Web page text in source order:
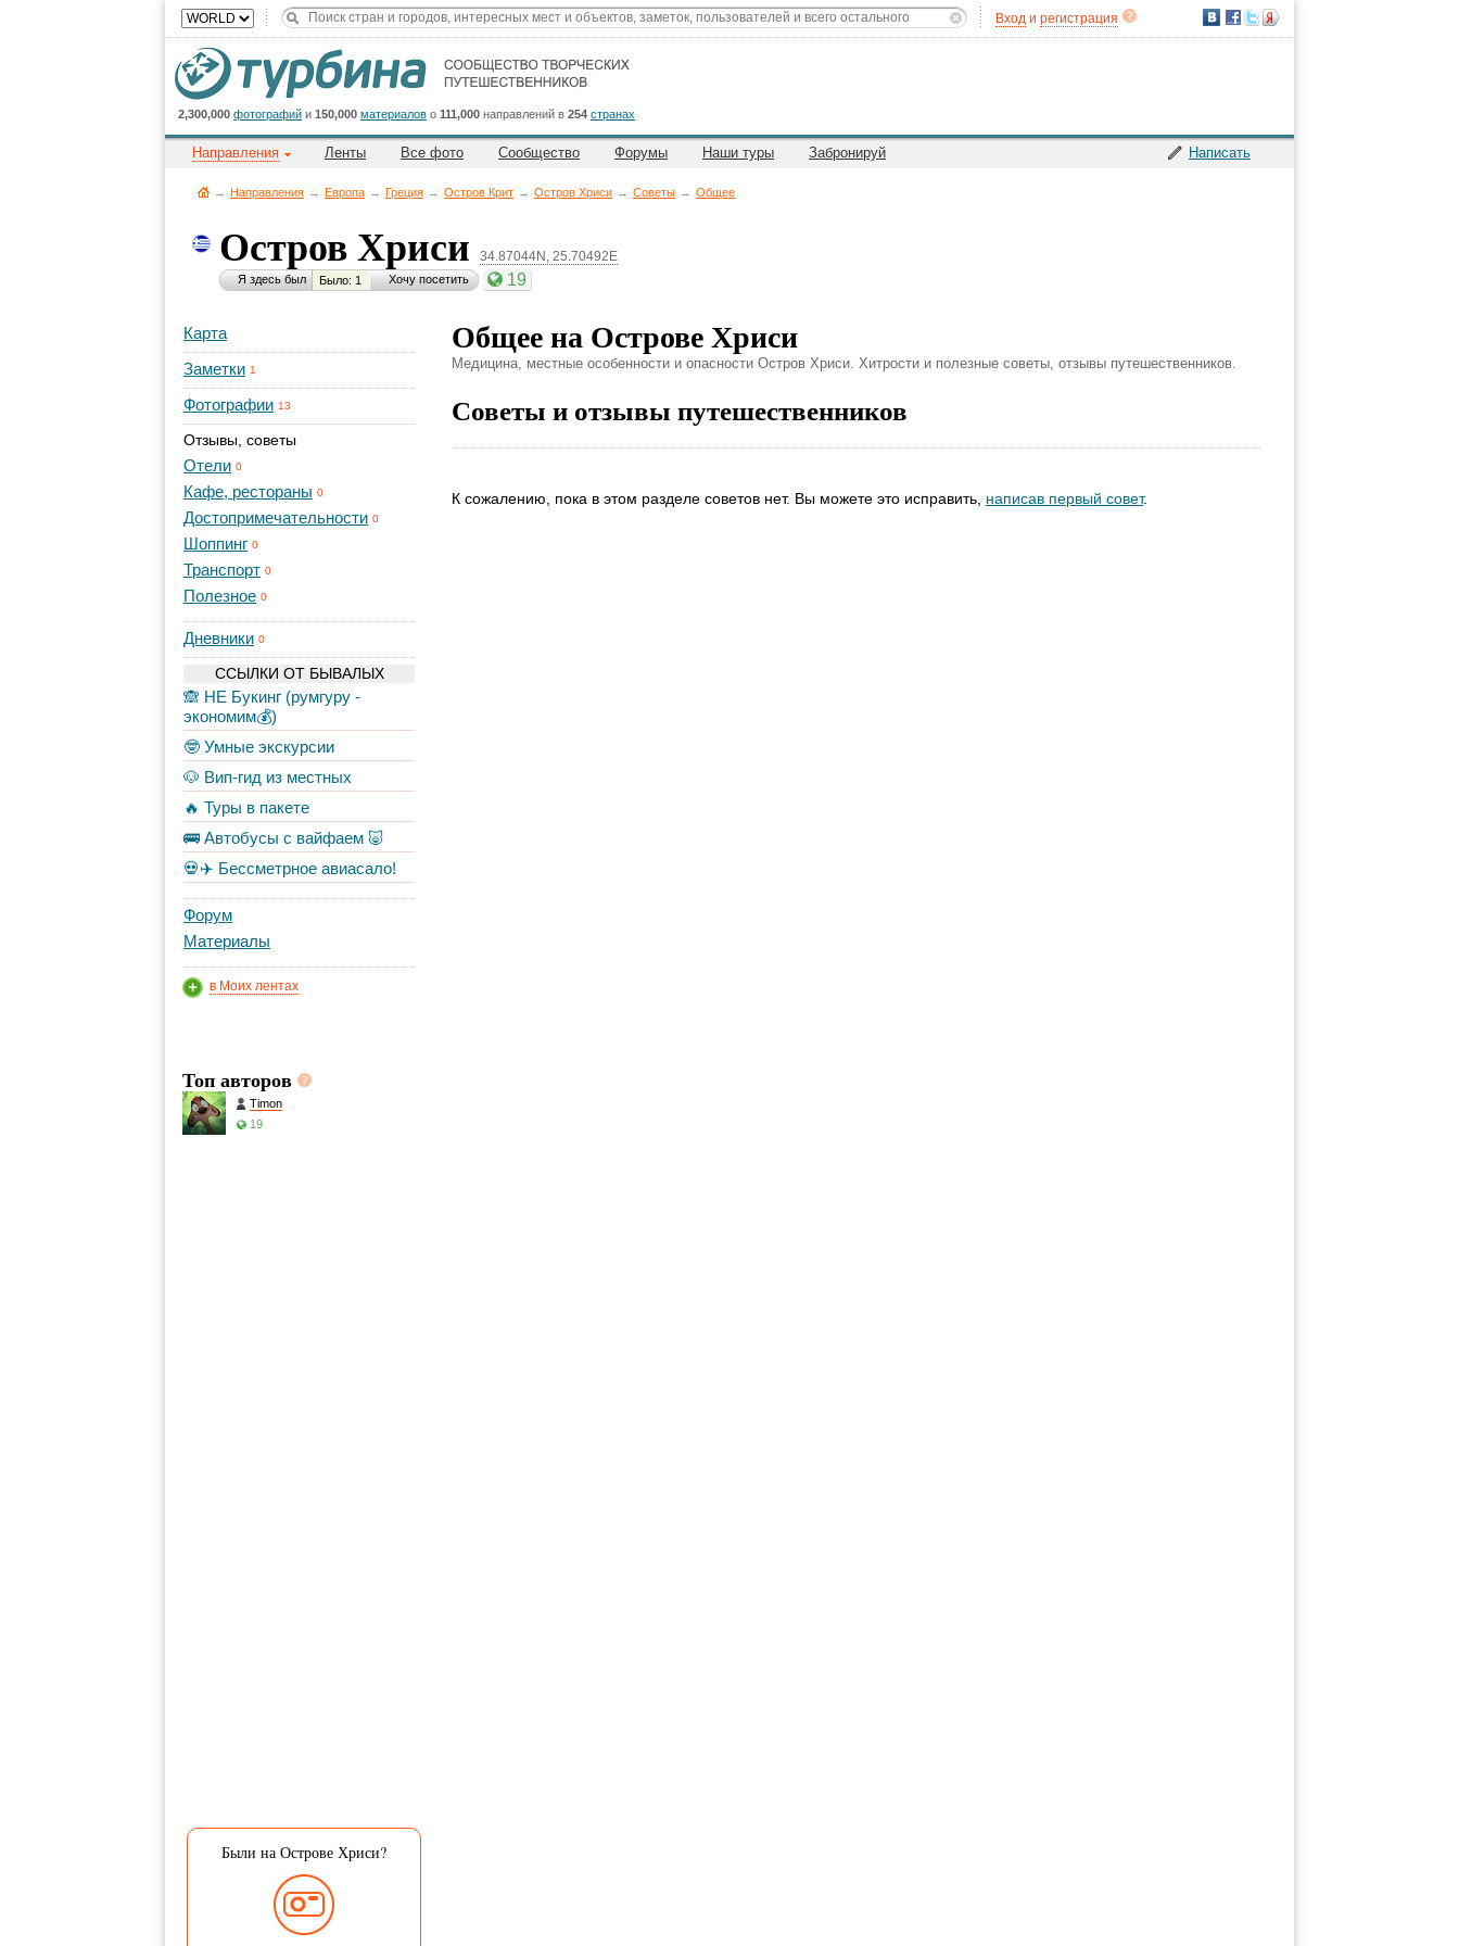
Вход и регистрация
2,300,000 фотографий и 150,000 материалов о 111,000 направлений в 254 странах
Написать
Направления Ленты Все фото Сообщество Форумы Наши туры Забронируй
→ Направления → Европа → Греция → Остров Крит → Остров Хриси → Советы → Общее
Остров Хриси 34.87044N, 25.70492E
Я здесь был Было: 1 Хочу посетить 19
Карта
Заметки 1
Фотографии 13
Отзывы, советы
Отели 0
Кафе, рестораны 0
Достопримечательности 0
Шоппинг 0
Транспорт 0
Полезное 0
Дневники 0
ССЫЛКИ ОТ БЫВАЛЫХ
🙈 НЕ Букинг (румгуру -
экономим💰)
🤓 Умные экскурсии
🐶 Вип-гид из местных
🔥 Туры в пакете
🚌 Автобусы с вайфаем 🐷
💀✈️ Бессметрное авиасало!
Форум
Материалы
в Моих лентах
Топ авторов
Timon
19
Были на Острове Хриси?
Общее на Острове Хриси
Медицина, местные особенности и опасности Остров Хриси. Хитрости и полезные советы, отзывы путешественников.
Советы и отзывы путешественников
К сожалению, пока в этом разделе советов нет. Вы можете это исправить, написав первый совет.